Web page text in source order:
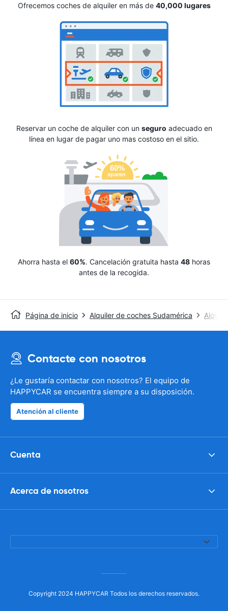
Ofrecemos coches de alquiler en más de 40,000 lugares
Reservar un coche de alquiler con un seguro adecuado en
línea en lugar de pagar uno mas costoso en el sitio.
Ahorra hasta el 60%. Cancelación gratuita hasta 48 horas
antes de la recogida.
Página de inicio Alquiler de coches Sudamérica
Contacte con nosotros
¿Le gustaría contactar con nosotros? El equipo de
HAPPYCAR se encuentra siempre a su disposición.
Atención al cliente
Cuenta
Acerca de nosotros
Copyright 2024 HAPPYCAR Todos los derechos reservados.